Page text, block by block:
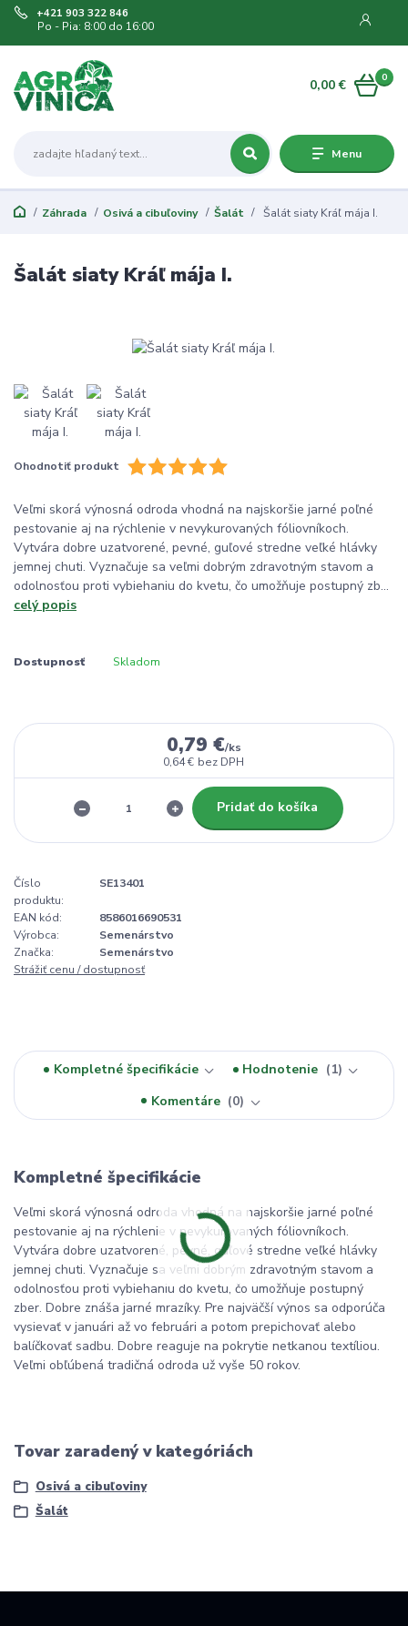
Menu
+421 903 322 846
Po - Pia: 8:00 do 16:00
0
0,00 €
Záhrada Osivá a cibuľoviny Šalát Šalát siaty Kráľ mája I.
Šalát siaty Kráľ mája I.
Ohodnotiť produkt
Veľmi skorá výnosná odroda vhodná na najskoršie jarné poľné
pestovanie aj na rýchlenie v nevykurovaných fóliovníkoch.
Vytvára dobre uzatvorené, pevné, guľové stredne veľké hlávky
jemnej chuti. Vyznačuje sa veľmi dobrým zdravotným stavom a
odolnosťou proti vybiehaniu do kvetu, čo umožňuje postupný zb...
celý popis
Dostupnosť Skladom
0,79 €/ks
0,64 € bez DPH
Pridať do košíka
Číslo
produktu:
SE13401
EAN kód:
8586016690531
Výrobca:
Semenárstvo
Značka:
Semenárstvo
Strážiť cenu / dostupnosť
Kompletné špecifikácie Hodnotenie
1
Komentáre
0
Kompletné špecifikácie
Veľmi skorá výnosná odroda vhodná na najskoršie jarné poľné
pestovanie aj na rýchlenie v nevykurovaných fóliovníkoch.
Vytvára dobre uzatvorené, pevné, guľové stredne veľké hlávky
jemnej chuti. Vyznačuje sa veľmi dobrým zdravotným stavom a
odolnosťou proti vybiehaniu do kvetu, čo umožňuje postupný
zber. Dobre znáša jarné mrazíky. Pre najväčší výnos sa odporúča
vysievať v januári až vo februári a potom prepichovať alebo
balíčkovať sadbu. Dobre reaguje na pokrytie netkanou textíliou.
Veľmi obľúbená tradičná odroda už vyše 50 rokov.
Tovar zaradený v kategóriách
Osivá a cibuľoviny
Šalát